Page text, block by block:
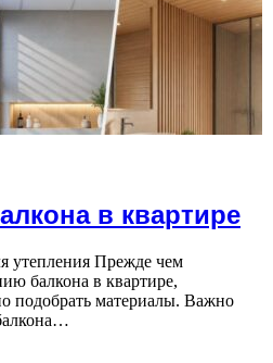
в квартире
утепления Прежде чем
балкона в квартире,
подобрать материалы. Важно